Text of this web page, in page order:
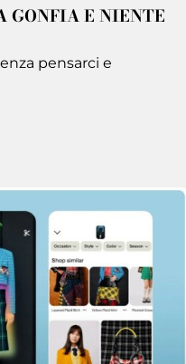
GONFIA E NIENTE
pensarci e